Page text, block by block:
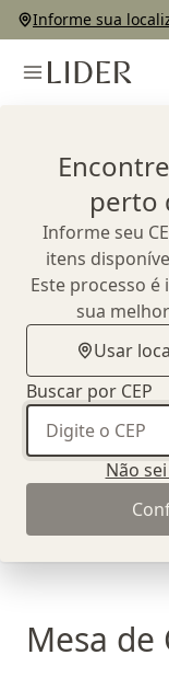
Informe sua
perto
Informe seu
itens
Este processo é
sua
Usar
Buscar por CEP
Não
Mesa de